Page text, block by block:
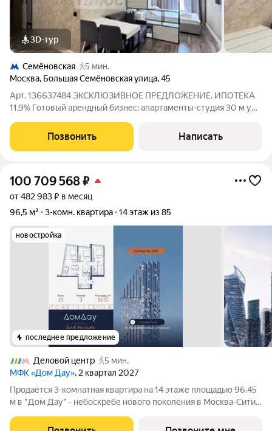
3D-тур
Семёновская
5 мин.
Москва, Большая Семёновская улица,45
Арт. 136637484 ЭКСКЛЮЗИВНОЕ ПРЕДЛОЖЕНИЕ. ИПОТЕКА
11,9% Готовый арендный бизнес: апартаменты-студия 30 м у
в месяц. Кратко об объекте Современные полностью
укомплектованные апартаменты с
Позвонить Написать
100 709 568₽
от 482 983 ₽ в месяц
96,5 м²
3-комн. квартира 14 этаж из 85
новостройка
последнее предложение
Деловой центр
5 мин.
МФК «Дом Дау», 2 квартал 2027
Прoдаётся 3-кoмнaтнaя квартира на 14 этаже площадью 96.45
м в "Дом Дау" - небоскребе нового поколения в Москва-Сити.
нeбocкpeб, рacпoложeнный в самoм сердце делoвoй столицы